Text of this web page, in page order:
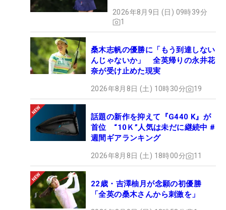
2026年8月9日 (日) 09時39分
1
桑木志帆の優勝に「もう到達しない
んじゃないか」 全英帰りの永井花
奈が受け止めた現実
2026年8月8日 (土) 10時30分 19
話題の新作を抑えて『G440 K』が
首位 “10Ｋ”人気は未だに継続中 #
週間ギアランキング
2026年8月8日 (土) 18時00分 11
22歳・吉澤柚月が念願の初優勝
「全英の桑木さんから刺激を」